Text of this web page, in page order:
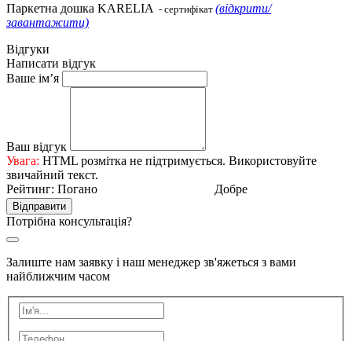
Паркетна дошка KARELIA - сертифікат (відкрити/
завантажити)
Відгуки
Написати відгук
Ваше ім’я
Ваш відгук
Увага: HTML розмітка не підтримується. Використовуйте
звичайний текст.
Рейтинг: Погано Добре
Відправити
Потрібна консультація?
Залиште нам заявку і наш менеджер зв'яжеться з вами
найближчим часом